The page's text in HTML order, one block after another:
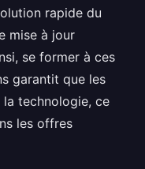
rapide du
mise à jour
se former à ces
garantit que les
technologie, ce
les offres